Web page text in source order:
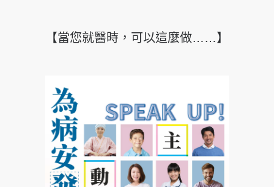
【當您就醫時，可以這麼做……】